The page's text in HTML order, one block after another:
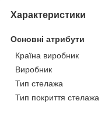
Характеристики
Основні атрибути
Країна виробник
Виробник
Тип стелажа
Тип покриття стелажа